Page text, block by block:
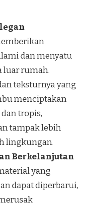
dan menyatu
luar rumah.
teksturnya yang
menciptakan
tropis,
tampak lebih
lingkungan.
Berkelanjutan
yang
dapat diperbarui,